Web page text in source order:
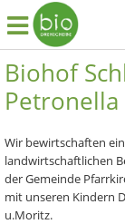
Biohof
Petronella
Wir bewirtschaften
landwirtschaftlichen
der Gemeinde
mit unseren Kindern
u.Moritz.